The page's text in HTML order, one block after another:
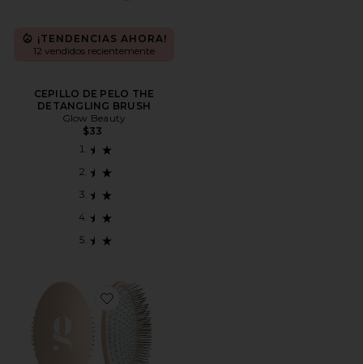
¡TENDENCIAS AHORA!
12 vendidos recientemente
CEPILLO DE PELO THE
DETANGLING BRUSH
Glow Beauty
$33
Favorite PINCEL THE DETANGLING BRUSH